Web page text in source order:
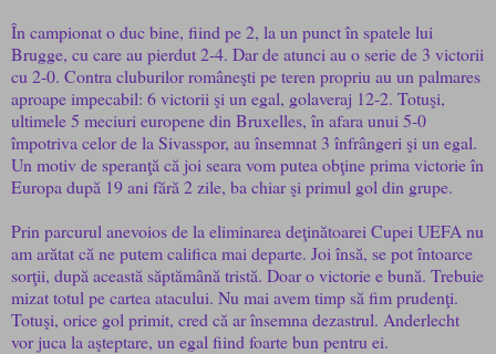
În campionat o duc bine, fiind pe 2, la un punct în spatele lui
Brugge, cu care au pierdut 2-4. Dar de atunci au o serie de 3 victorii
cu 2-0. Contra cluburilor româneşti pe teren propriu au un palmares
aproape impecabil: 6 victorii şi un egal, golaveraj 12-2. Totuşi,
ultimele 5 meciuri europene din Bruxelles, în afara unui 5-0
împotriva celor de la Sivasspor, au însemnat 3 înfrângeri şi un egal.
Un motiv de speranţă că joi seara vom putea obţine prima victorie în
Europa după 19 ani fără 2 zile, ba chiar şi primul gol din grupe.
Prin parcurul anevoios de la eliminarea deţinătoarei Cupei UEFA nu
am arătat că ne putem califica mai departe. Joi însă, se pot întoarce
sorţii, după această săptămână tristă. Doar o victorie e bună. Trebuie
mizat totul pe cartea atacului. Nu mai avem timp să fim prudenţi.
Totuşi, orice gol primit, cred că ar însemna dezastrul. Anderlecht
vor juca la aşteptare, un egal fiind foarte bun pentru ei.